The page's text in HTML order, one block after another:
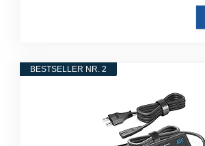
BESTSELLER NR. 2